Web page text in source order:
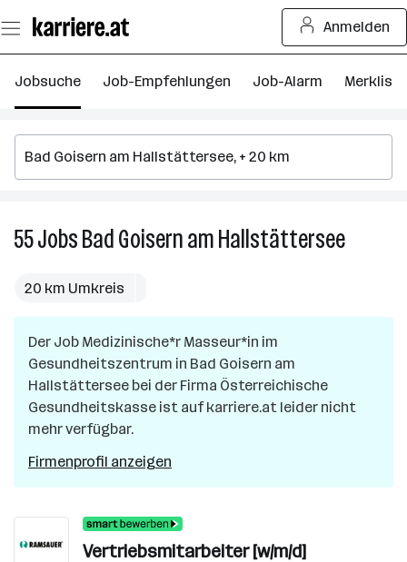
Seiteninhalt
springen
Anmelden
Jobsuche Job-Empfehlungen Job-Alarm Merkliste
55JobsBad Goisern am Hallstättersee55
Goisern
20 km Umkreis
Der Job Medizinische*r Masseur*in im
Gesundheitszentrum in Bad Goisern am
Hallstättersee bei der Firma Österreichische
Gesundheitskasse ist auf karriere.at leider nicht
mehr verfügbar.
Firmenprofil anzeigen
Vertriebsmitarbeiter [w/m/d]